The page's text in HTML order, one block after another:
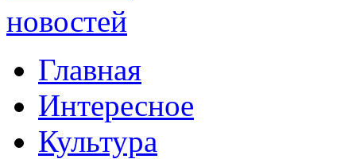
Главная
Интересное
Культура